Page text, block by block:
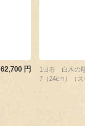
62,700 円
1日巻 白木の
7（24cm）（ス